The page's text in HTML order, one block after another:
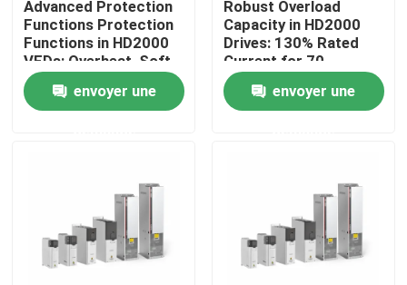
Contrôle de la qualité
Nous contacter
Demandez un devis
commande variable de fréquence de vfd
Advanced Protection
Functions Protection
Functions in HD2000
VFDs: Overheat, Soft-
Start, and IGBT Safety
envoyer une
Robust Overload
Capacity in HD2000
Drives: 130% Rated
Current for 70
Seconds
envoyer une